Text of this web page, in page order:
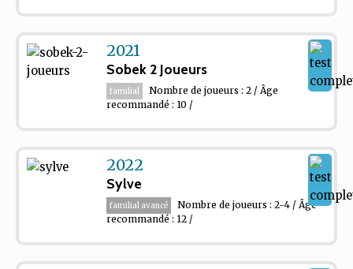
2021
Sobek 2 Joueurs
familial
Nombre de joueurs : 2 / Âge
recommandé : 10 /
2022
Sylve
familial avancé
Nombre de joueurs : 2-4 / Âge
recommandé : 12 /